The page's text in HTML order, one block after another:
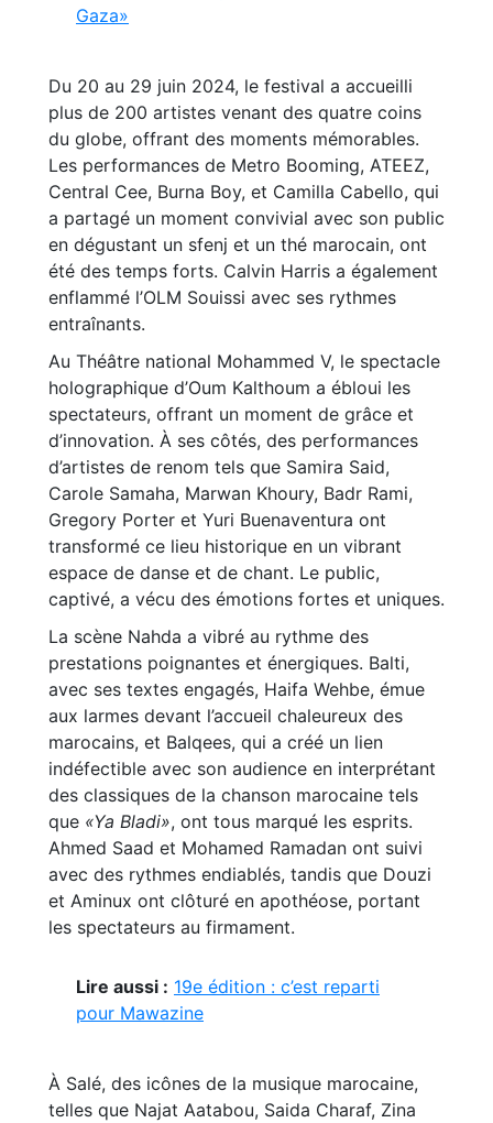
Gaza»
Du 20 au 29 juin 2024, le festival a accueilli
plus de 200 artistes venant des quatre coins
du globe, offrant des moments mémorables.
Les performances de Metro Booming, ATEEZ,
Central Cee, Burna Boy, et Camilla Cabello, qui
a partagé un moment convivial avec son public
en dégustant un sfenj et un thé marocain, ont
été des temps forts. Calvin Harris a également
enflammé l’OLM Souissi avec ses rythmes
entraînants.
Au Théâtre national Mohammed V, le spectacle
holographique d’Oum Kalthoum a ébloui les
spectateurs, offrant un moment de grâce et
d’innovation. À ses côtés, des performances
d’artistes de renom tels que Samira Said,
Carole Samaha, Marwan Khoury, Badr Rami,
Gregory Porter et Yuri Buenaventura ont
transformé ce lieu historique en un vibrant
espace de danse et de chant. Le public,
captivé, a vécu des émotions fortes et uniques.
La scène Nahda a vibré au rythme des
prestations poignantes et énergiques. Balti,
avec ses textes engagés, Haifa Wehbe, émue
aux larmes devant l’accueil chaleureux des
marocains, et Balqees, qui a créé un lien
indéfectible avec son audience en interprétant
des classiques de la chanson marocaine tels
que «Ya Bladi», ont tous marqué les esprits.
Ahmed Saad et Mohamed Ramadan ont suivi
avec des rythmes endiablés, tandis que Douzi
et Aminux ont clôturé en apothéose, portant
les spectateurs au firmament.
Lire aussi : 19e édition : c’est reparti
pour Mawazine
À Salé, des icônes de la musique marocaine,
telles que Najat Aatabou, Saida Charaf, Zina